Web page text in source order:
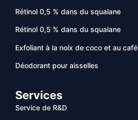
Rétinol 0,5 % dans du squalane
Rétinol 0,5 % dans du squalane
Exfoliant à la noix de coco et au café
Déodorant pour aisselles
Services
Service de R&D